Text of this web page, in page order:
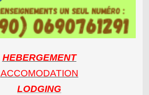
HEBERGEMENT
ACCOMODATION
LODGING